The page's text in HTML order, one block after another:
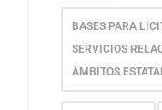
BASES PARA
SERVICIOS
ÁMBITOS